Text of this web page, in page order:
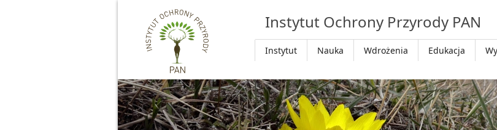
Przejdź do głównej treści
Instytut Ochrony Przyrody PAN
Instytut Nauka Wdrożenia Edukacja